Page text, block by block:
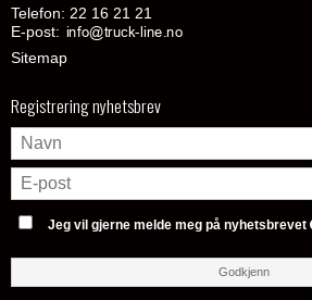
Telefon: 22 16 21 21
E-post:
Sitemap
Registrering nyhetsbrev
Jeg vil gjerne melde meg på nyhetsbrevet
Godkjenn